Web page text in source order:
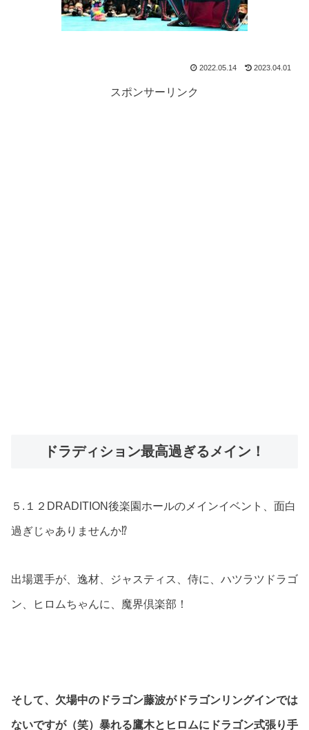
2022.05.14 2023.04.01
スポンサーリンク
ドラディション最高過ぎるメイン！
５.１２DRADITION後楽園ホールのメインイベント、面白
過ぎじゃありませんか⁉︎
出場選手が、逸材、ジャスティス、侍に、ハツラツドラゴ
ン、ヒロムちゃんに、魔界倶楽部！
そして、欠場中のドラゴン藤波がドラゴンリングインでは
ないですが（笑）暴れる鷹木とヒロムにドラゴン式張り手